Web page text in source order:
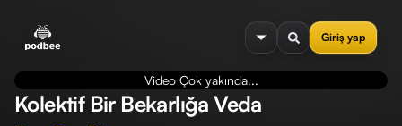
Giriş yap
menu
Video Çok yakında...
Kolektif Bir Bekarlığa Veda